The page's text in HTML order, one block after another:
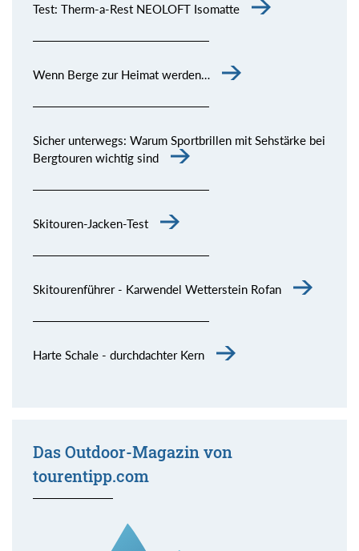
Test: Therm-a-Rest NEOLOFT Isomatte
Wenn Berge zur Heimat werden…
Sicher unterwegs: Warum Sportbrillen mit Sehstärke bei
Bergtouren wichtig sind
Skitouren-Jacken-Test
Skitourenführer - Karwendel Wetterstein Rofan
Harte Schale - durchdachter Kern
Das Outdoor-Magazin von
tourentipp.com